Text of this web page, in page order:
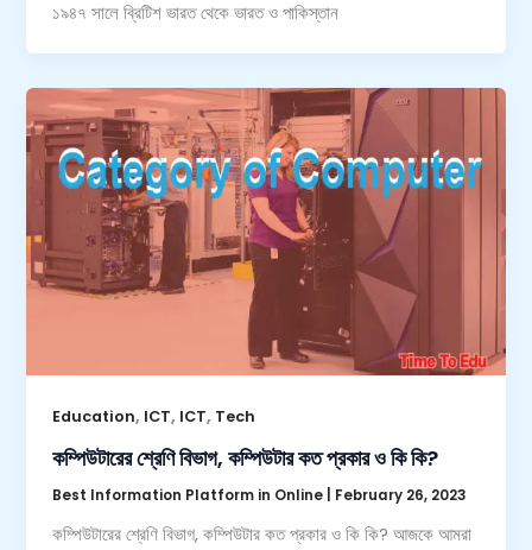
১৯৪৭ সালে ব্রিটিশ ভারত থেকে ভারত ও পাকিস্তান
Education, ICT, ICT, Tech
কম্পিউটারের শ্রেণি বিভাগ, কম্পিউটার কত প্রকার ও কি কি?
Best Information Platform in Online February 26, 2023
কম্পিউটারের শ্রেণি বিভাগ, কম্পিউটার কত প্রকার ও কি কি? আজকে আমরা